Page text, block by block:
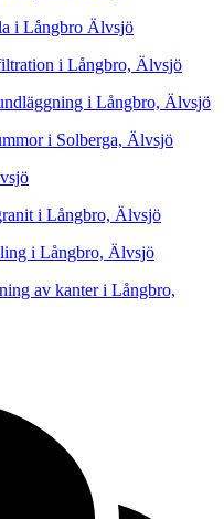
i Långbro Älvsjö
i Långbro, Älvsjö
i Långbro, Älvsjö
i Solberga, Älvsjö
i Långbro, Älvsjö
i Långbro, Älvsjö
av kanter i Långbro,